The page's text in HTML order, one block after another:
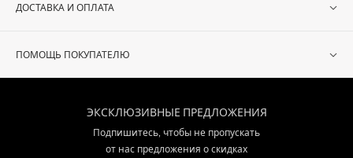
ДОСТАВКА И ОПЛАТА
ПОМОЩЬ ПОКУПАТЕЛЮ
ЭКСКЛЮЗИВНЫЕ ПРЕДЛОЖЕНИЯ
Подпишитесь, чтобы не пропускать
от нас предложения о скидках